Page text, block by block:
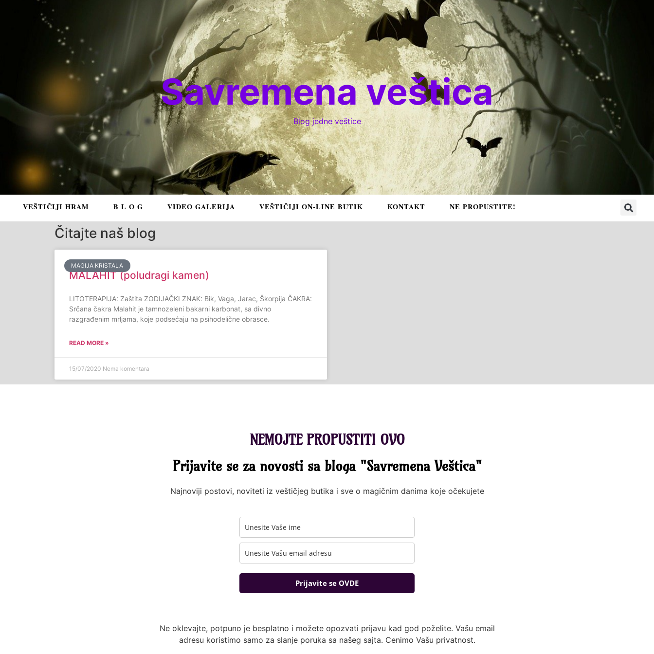
Savremena veštica
Blog jedne veštice
VEŠTIČIJI HRAM B L O G VIDEO GALERIJA VEŠTIČIJI ON-LINE BUTIK KONTAKT NE PROPUSTITE!
Čitajte naš blog
MAGIJA KRISTALA
MALAHIT (poludragi kamen)
LITOTERAPIJA: Zaštita ZODIJAČKI ZNAK: Bik, Vaga, Jarac, Škorpija ČAKRA:
Srčana čakra Malahit je tamnozeleni bakarni karbonat, sa divno
razgrađenim mrljama, koje podsećaju na psihodelične obrasce.
READ MORE »
15/07/2020 Nema komentara
NEMOJTE PROPUSTITI OVO
Prijavite se za novosti sa bloga "Savremena Veštica"
Najnoviji postovi, noviteti iz veštičjeg butika i sve o magičnim danima koje očekujete
Prijavite se OVDE
Ne oklevajte, potpuno je besplatno i možete opozvati prijavu kad god poželite. Vašu email
adresu koristimo samo za slanje poruka sa našeg sajta. Cenimo Vašu privatnost.